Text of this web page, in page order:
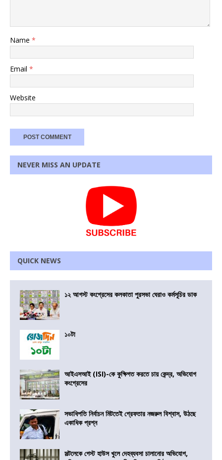
Name *
Email *
Website
NEVER MISS AN UPDATE
QUICK NEWS
১২ আগস্ট কংগ্রেসের কলকাতা পুরসভা ঘেরাও কর্মসূচির ডাক
১০টা
আইএসআই (ISI)-কে কুক্ষিগত করতে চায় কেন্দ্র, অভিযোগ
কংগ্রেসের
সভাধিপতি নির্বাচন মিটতেই গ্রেফতার নজরুল বিশ্বাস, উঠছে
একাধিক প্রশ্ন
সল্টলেকে গেস্ট হাউস খুলে দেহব্যবসা চালানোর অভিযোগ,